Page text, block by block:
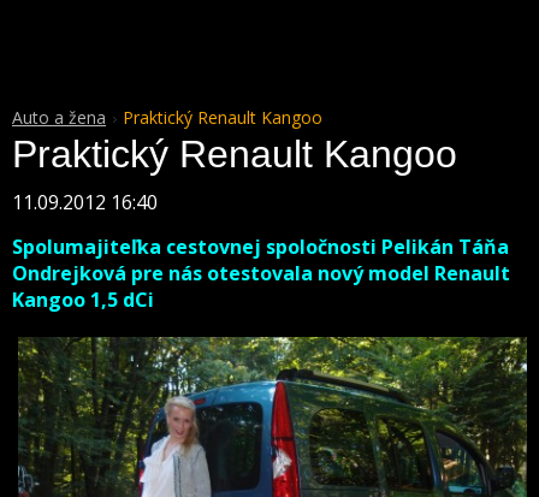
Auto a žena Praktický Renault Kangoo
Praktický Renault Kangoo
11.09.2012 16:40
Spolumajiteľka cestovnej spoločnosti Pelikán Táňa
Ondrejková pre nás otestovala nový model Renault
Kangoo 1,5 dCi